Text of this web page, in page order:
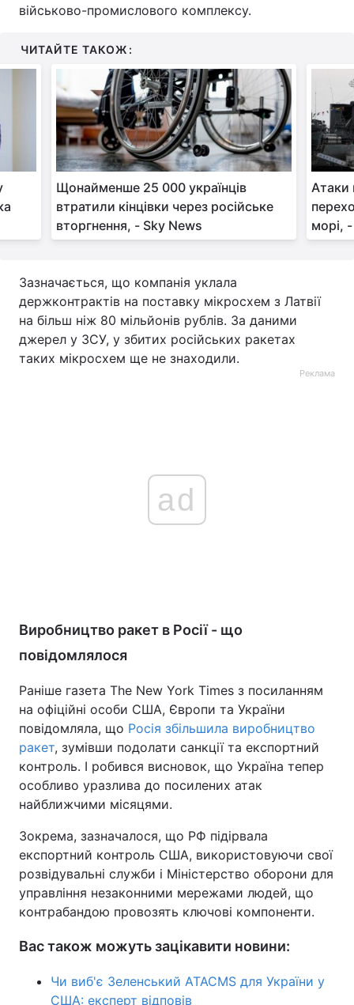
військово-промислового комплексу.
ЧИТАЙТЕ ТАКОЖ:
Щонайменше 25 000 українців
втратили кінцівки через російське
вторгнення, - Sky News
Атаки
морі,
Зазначається, що компанія уклала
держконтрактів на поставку мікросхем з Латвії
на більш ніж 80 мільйонів рублів. За даними
джерел у ЗСУ, у збитих російських ракетах
таких мікросхем ще не знаходили.
Реклама
ad
Виробництво ракет в Росії - що
повідомлялося
Раніше газета The New York Times з посиланням
на офіційні особи США, Європи та України
повідомляла, що Росія збільшила виробництво
ракет, зумівши подолати санкції та експортний
контроль. І робився висновок, що Україна тепер
особливо уразлива до посилених атак
найближчими місяцями.
Зокрема, зазначалося, що РФ підірвала
експортний контроль США, використовуючи свої
розвідувальні служби і Міністерство оборони для
управління незаконними мережами людей, що
контрабандою провозять ключові компоненти.
Вас також можуть зацікавити новини:
Чи виб'є Зеленський ATACMS для України у
США: експерт відповів